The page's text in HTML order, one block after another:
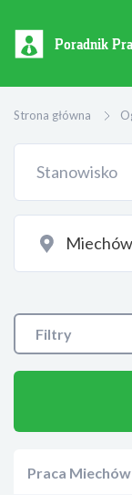
Poradnik
Strona główna
Filtry
Praca